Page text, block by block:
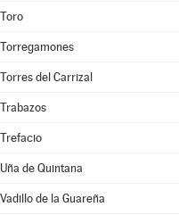
Toro
Torregamones
Torres del Carrizal
Trabazos
Trefacio
Uña de Quintana
Vadillo de la Guareña